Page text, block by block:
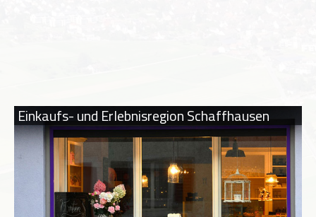
Einkaufs- und Erlebnisregion Schaffhausen